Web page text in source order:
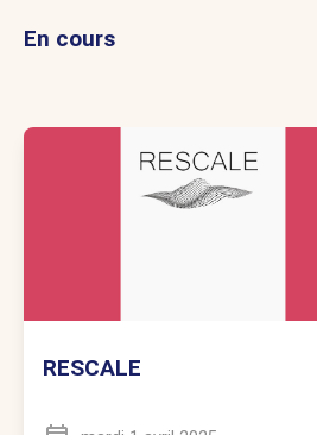
En cours
RESCALE